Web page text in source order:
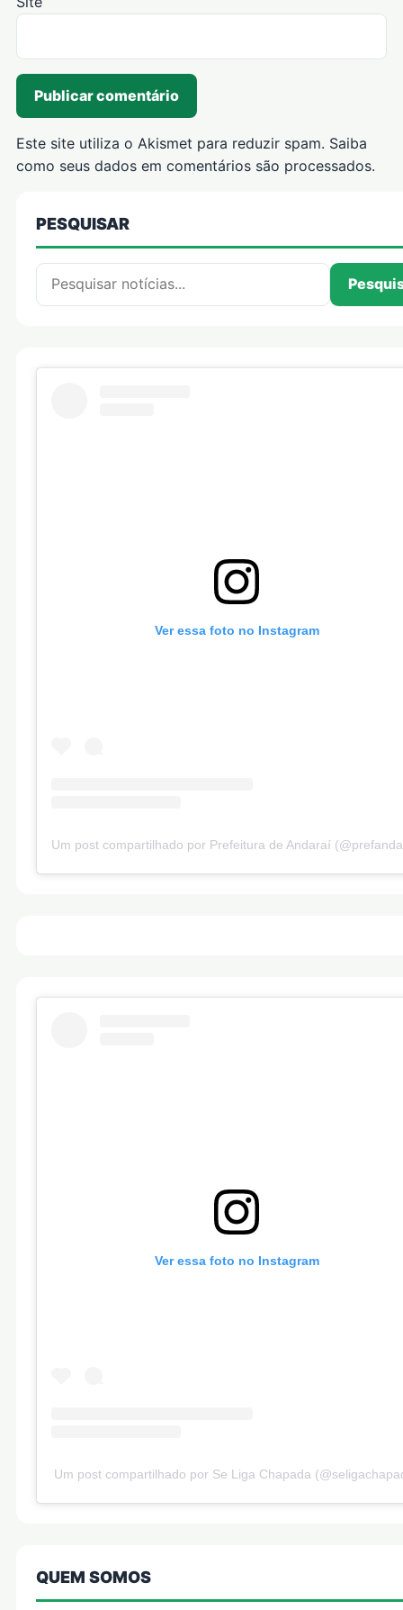
Este site utiliza o Akismet para reduzir spam. Saiba
como seus dados em comentários são processados.
PESQUISAR
Pesquisar por:
Ver essa foto no Instagram
Um post compartilhado por Prefeitura de Andaraí
Ver essa foto no Instagram
Um post compartilhado por Se Liga Chapada
QUEM SOMOS